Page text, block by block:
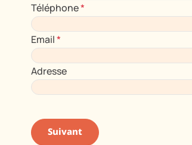
Téléphone*
Email*
Adresse
Suivant